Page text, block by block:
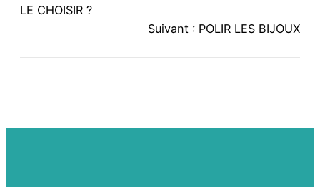
LE CHOISIR ?
Suivant : POLIR LES BIJOUX